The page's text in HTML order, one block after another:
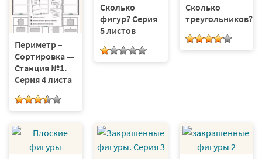
Периметр –
Сортировка —
Станция №1.
Серия 4 листа
Сколько
фигур? Серия
5 листов
Сколько
треугольников?